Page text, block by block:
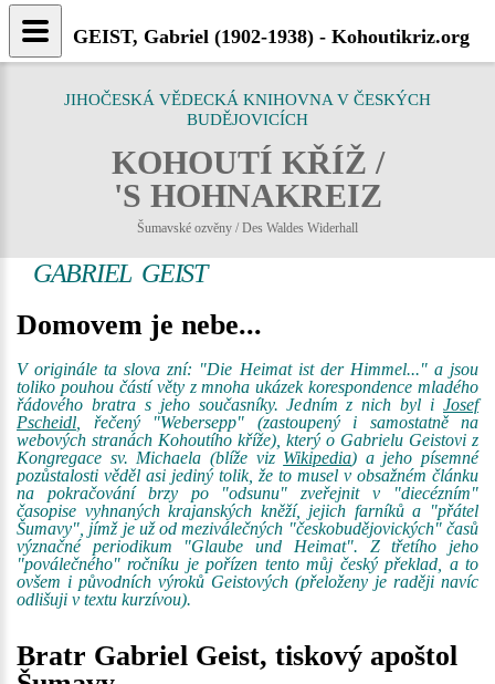
JIHOČESKÁ VĚDECKÁ KNIHOVNA V ČESKÝCH
BUDĚJOVICÍCH
KOHOUTÍ KŘÍŽ /
'S HOHNAKREIZ
Šumavské ozvěny / Des Waldes Widerhall
GABRIEL GEIST
Domovem je nebe...
V originále ta slova zní: "Die Heimat ist der Himmel..." a jsou
toliko pouhou částí věty z mnoha ukázek korespondence mladého
řádového bratra s jeho současníky. Jedním z nich byl i Josef
Pscheidl , řečený "Webersepp" (zastoupený i samostatně na
webových stranách Kohoutího kříže), který o Gabrielu Geistovi z
Kongregace sv. Michaela (blíže viz Wikipedia) a jeho písemné
pozůstalosti věděl asi jediný tolik, že to musel v obsažném článku
na pokračování brzy po "odsunu" zveřejnit v "diecézním"
časopise vyhnaných krajanských kněží, jejich farníků a "přátel
Šumavy", jímž je už od meziválečných "českobudějovických" časů
význačné periodikum "Glaube und Heimat". Z třetího jeho
"poválečného" ročníku je pořízen tento můj český překlad, a to
ovšem i původních výroků Geistových (přeloženy je raději navíc
odlišuji v textu kurzívou).
Bratr Gabriel Geist, tiskový apoštol
GEIST, Gabriel (1902-1938) - Kohoutikriz.org